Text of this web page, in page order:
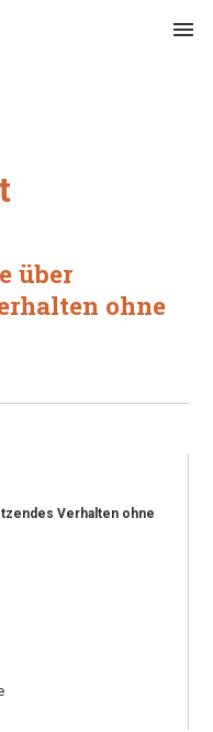
menu
über
ohne
Verhalten ohne